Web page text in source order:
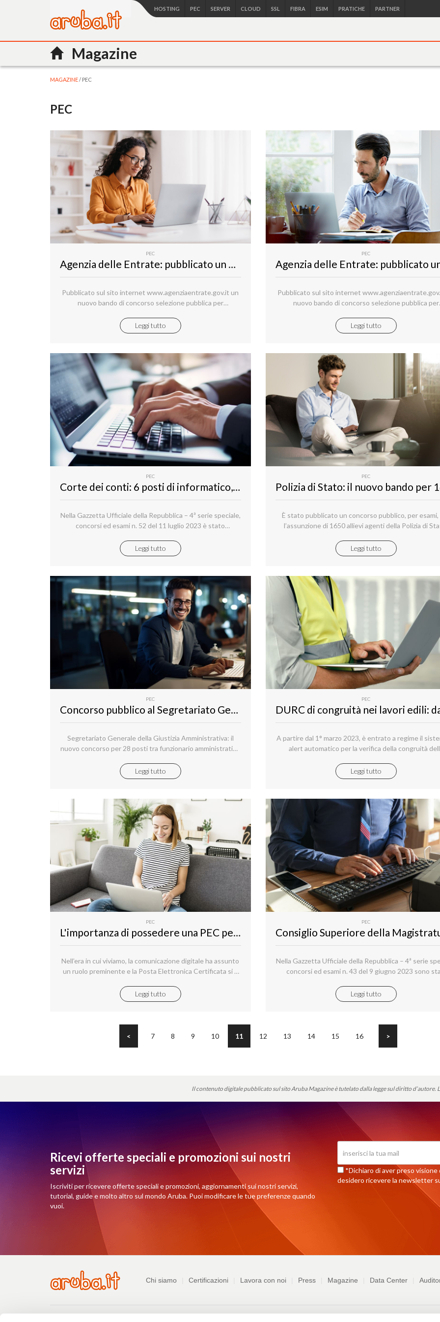
HOSTING PEC SERVER CLOUD SSL FIBRA ESIM PRATICHE PARTNER
Magazine
MAGAZINE/ PEC
PEC
PEC
Agenzia delle Entrate: pubblicato un bando per 530 funzionari per servizi di pubblicità immobiliari; per iscriversi è necessaria la PEC
Pubblicato sul sito internet www.agenziaentrate.gov.it un
nuovo bando di concorso selezione pubblica per
inquadrare nell’area dei funzionari per i servizi di pubblicità
immobiliare.
Leggi tutto
PEC
Pubblicato sul sito internet
nuovo bando di concorso selezione pubblica per
inquadrare nell’area dei funzionari per attività
Leggi tutto
PEC
Corte dei conti: 6 posti di informatico, area funzionari, nei ruoli del personale amministrativo
Nella Gazzetta Ufficiale della Repubblica – 4ª serie speciale,
concorsi ed esami n. 52 del 11 luglio 2023 è stato
reclutamento a tempo indeterminato di complessive sei
unità di personale da inquadrare nell'area funzionari
centrali e periferici della Corte dei conti.
Leggi tutto
PEC
È stato pubblicato un concorso pubblico, per esami,
l’assunzione di 1650 allievi agenti della Polizia di
generale della pubblica sicurezza del 07 luglio 2023.
Leggi tutto
PEC
Concorso pubblico al Segretariato Generale della Giustizia Amministrativa
Segretariato Generale della Giustizia Amministrativa: il
nuovo concorso per 28 posti tra funzionario amministrativo
Leggi tutto
PEC
A partire dal 1° marzo 2023, è entrato a regime il
alert automatico per la verifica della congruità
conformemente agli obblighi previsti per il cd. DURC
congruità dello specifico contratto, disciplina che è
regolarità contributiva).
Leggi tutto
PEC
L'importanza di possedere una PEC per l’uso quotidiano
Nell’era in cui viviamo, la comunicazione digitale ha assunto
un ruolo preminente e la Posta Elettronica Certificata si è
file agli enti pubblici e alle organizzazioni/aziende private.
Leggi tutto
PEC
Nella Gazzetta Ufficiale della Repubblica – 4ª serie
concorsi ed esami n. 43 del 9 giugno 2023 sono
reclutamento di nove posti di funzionario
area III, e di sei posti di addetto ai servizi generali,
Magistratura.
Leggi tutto
< 7 8 9 10 11 12 13 14 15 16 >
Il contenuto digitale pubblicato sul sito Aruba Magazine è tutelato dalla legge sul diritto d’autore.
Ricevi offerte speciali e promozioni sui nostri
servizi
Iscriviti per ricevere offerte speciali e promozioni, aggiornamenti sui nostri servizi,
tutorial, guide e molto altro sul mondo Aruba. Puoi modificare le tue preferenze quando
vuoi.
*Dichiaro di aver preso visione
desidero ricevere la newsletter
Azienda
Chi siamo Certificazioni Lavora con noi Press Magazine Data Center